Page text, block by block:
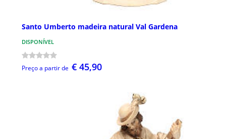
Santo Umberto madeira natural Val Gardena
DISPONÍVEL
Preço a partir de € 45,90